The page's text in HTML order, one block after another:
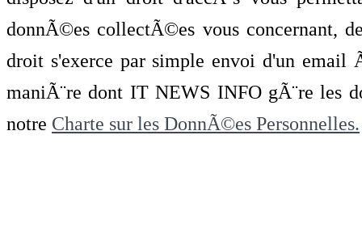
donnÃ©es collectÃ©es vous concernant,
droit s'exerce par simple envoi d'un
maniÃ¨re dont IT NEWS INFO gÃ¨re les
notre Charte sur les DonnÃ©es Personnelles.